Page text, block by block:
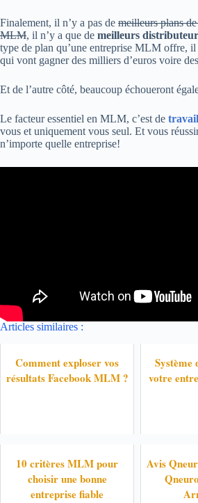
Finalement, il n’y a pas de meilleurs plans
MLM, il n’y a que de meilleurs
type de plan qu’une entreprise MLM offre, il
qui vont gagner des milliers d’euros voire
Et de l’autre côté, beaucoup échoueront
Le facteur essentiel en MLM, c’est de
vous et uniquement vous seul. Et vous
n’importe quelle entreprise!
Articles similaires :
Comment exploser vos
résultats Facebook MLM ?
Système
votre
10 critères MLM pour
choisir une bonne
entreprise fiable
Avis